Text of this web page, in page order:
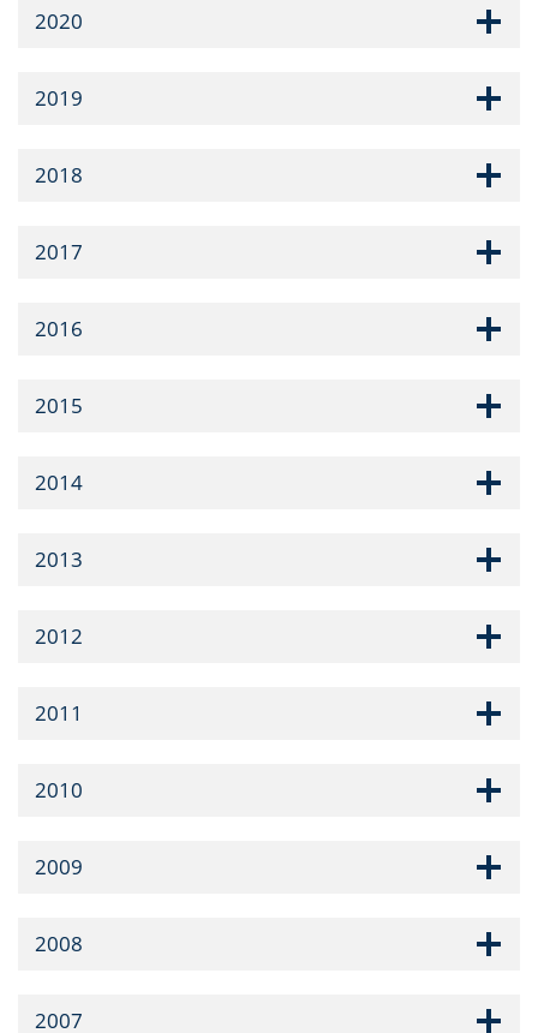
2020
2019
2018
2017
2016
2015
2014
2013
2012
2011
2010
2009
2008
2007